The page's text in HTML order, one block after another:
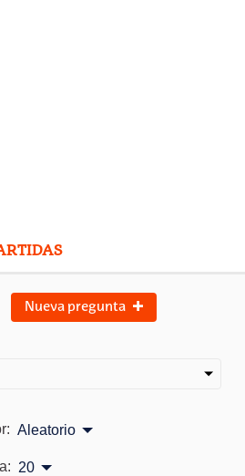
Nueva pregunta
Aleatorio
20